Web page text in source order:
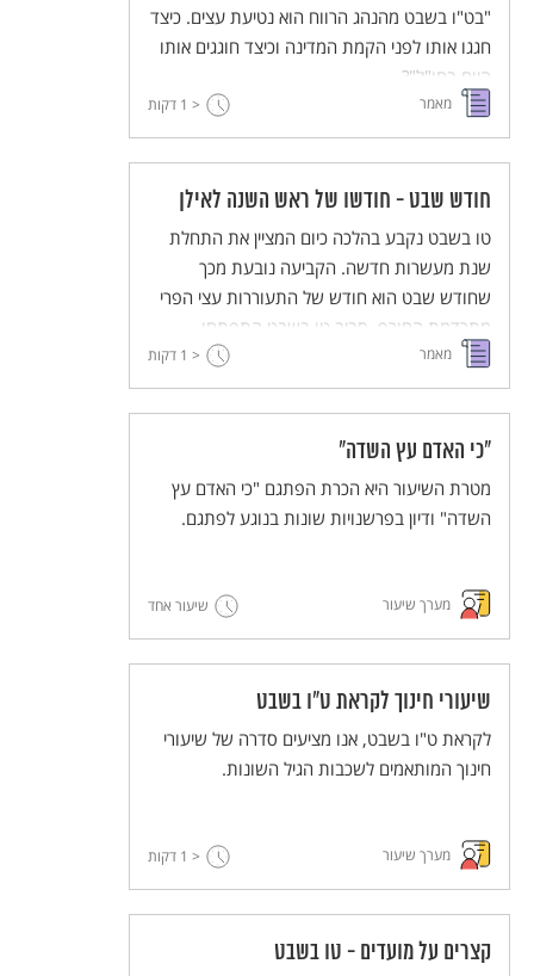
"בט"ו בשבט מהנהג הרווח הוא נטיעת עצים. כיצד
חגגו אותו לפני הקמת המדינה וכיצד חוגגים אותו
היום בחו"ל"?
מאמר < 1 דקות
חודש שבט - חודשו של ראש השנה לאילן
טו בשבט נקבע בהלכה כיום המציין את התחלת
שנת מעשרות חדשה. הקביעה נובעת מכך
שחודש שבט הוא חודש של התעוררות עצי הפרי
מתרדמת החורף. סביב טו בשבט התפתחו
מנהגים שונים שהמרכזי בינהם הוא "סדר טו
בשבט". טו בשבט אמנם אינו חג מקראי אך צבעי
הטבע בחודש שבט משתקפים יפה בחזון הסוסים
של זכריה שארע בכ"ד בשבט.
מאמר < 1 דקות
"כי האדם עץ השדה"
מטרת השיעור היא הכרת הפתגם "כי האדם עץ
השדה" ודיון בפרשנויות שונות בנוגע לפתגם.
מערך שיעור שיעור אחד
שיעורי חינוך לקראת ט"ו בשבט
לקראת ט"ו בשבט, אנו מציעים סדרה של שיעורי
חינוך המותאמים לשכבות הגיל השונות.
מערך שיעור < 1 דקות
קצרים על מועדים - טו בשבט